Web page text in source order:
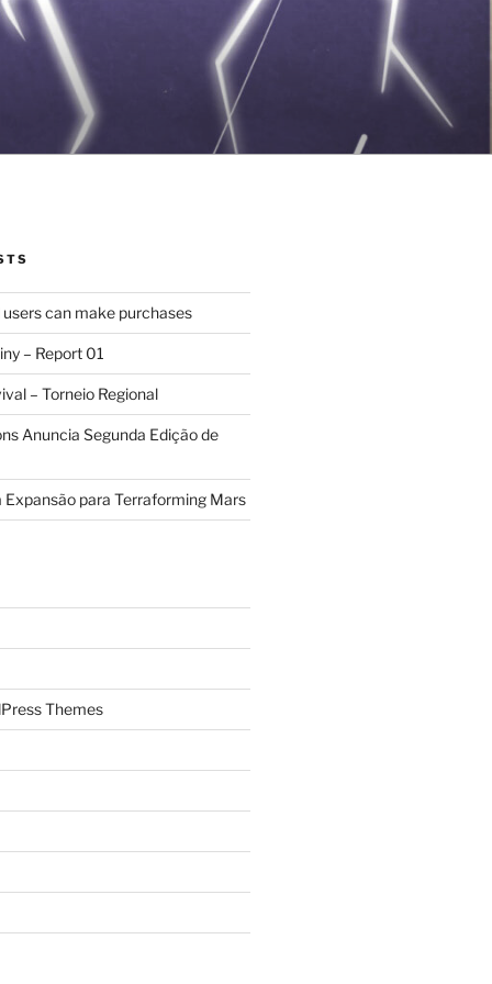
can make purchases
– Report 01
– Torneio Regional
Anuncia Segunda Edição de
Expansão para Terraforming Mars
Themes